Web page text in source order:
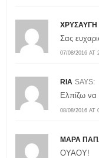
ΧΡΥΣΑΥΓΗ
07/08/2016 AT
Σας
RIA SAYS:
08/08/2016 AT
Ελπίζω
ΜΑΡΑ
ΟΥΑΟΥ!